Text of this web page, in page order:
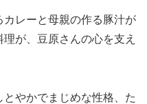
レーと母親の作る豚汁が
が、豆原さんの心を支え
やかでまじめな性格、た